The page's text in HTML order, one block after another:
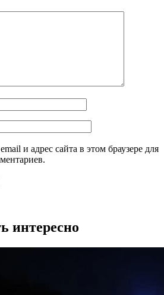
и адрес сайта в этом браузере для
интересно